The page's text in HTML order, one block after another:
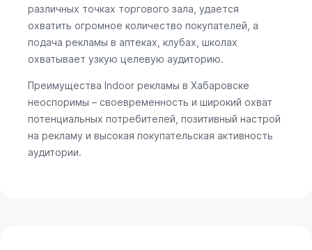
различных точках торгового зала, удается
охватить огромное количество покупателей, а
подача рекламы в аптеках, клубах, школах
охватывает узкую целевую аудиторию.
Преимущества Indoor рекламы в Хабаровске
неоспоримы – своевременность и широкий охват
потенциальных потребителей, позитивный настрой
на рекламу и высокая покупательская активность
аудитории.